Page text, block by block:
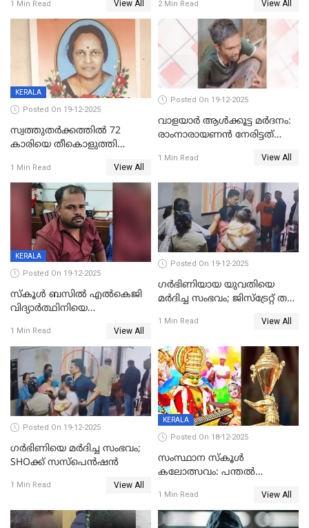
1 Min Read View All
അംഗ സംഘമെന്ന് വിവരം
2 Min Read View All
KERALA
Posted On 19-12-2025
സ്വത്തുതര്‍ക്കത്തില്‍ 72
കാരിയെ തീകൊളുത്തി
ക്രൂരകൊലപാതകത്തില്‍
സഹോദരിപുത്രന് ജീവപര്യന്തം
1 Min Read View All
Posted On 19-12-2025
വാളയാർ ആൾക്കൂട്ട മർദനം:
രാംനാരായണൻ നേരിട്ടത്
നാൽപ്പതിലേറെ
റിപ്പോർട്ട്
1 Min Read View All
KERALA
Posted On 19-12-2025
സ്കൂൾ ബസിൽ എൽകെജി
വിദ്യാര്‍ത്ഥിനിയെ
ക്ലീനര്‍ പിടിയിൽ
1 Min Read View All
Posted On 19-12-2025
ഗര്‍ഭിണിയായ യുവതിയെ
മര്‍ദിച്ച സംഭവം; ജിസ്‌ട്രേറ്റ് തല
യുവതി
1 Min Read View All
Posted On 19-12-2025
ഗര്‍ഭിണിയെ മർദിച്ച സംഭവം;
SHOക്ക് സസ്പെൻഷൻ
1 Min Read View All
KERALA
Posted On 18-12-2025
സംസ്ഥാന സ്കൂൾ
കലോത്സവം: പന്തൽ
1 Min Read View All